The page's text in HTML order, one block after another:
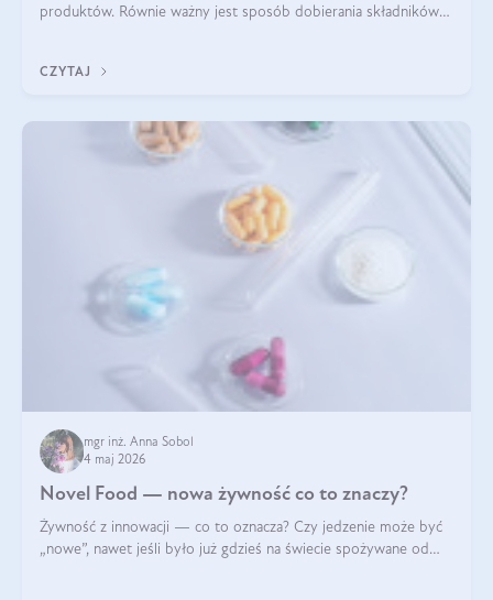
produktów. Równie ważny jest sposób dobierania składników
CZYTAJ
mgr inż. Anna Sobol
4 maj 2026
Novel Food — nowa żywność co to znaczy?
Żywność z innowacji — co to oznacza? Czy jedzenie może być
„nowe”, nawet jeśli było już gdzieś na świecie spożywane od